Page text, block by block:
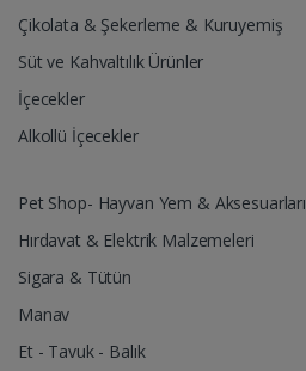
Çikolata & Şekerleme & Kuruyemiş
Süt ve Kahvaltılık Ürünler
İçecekler
Alkollü İçecekler
Pet Shop- Hayvan Yem & Aksesuarları
Hırdavat & Elektrik Malzemeleri
Sigara & Tütün
Manav
Et - Tavuk - Balık